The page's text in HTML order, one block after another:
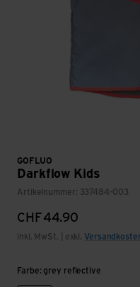
GOFLUO
Darkflow Kids
Artikelnummer: 337484-003
CHF44.90
inkl. MwSt. | exkl.
Farbe: grey reflective